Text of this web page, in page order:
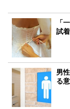
「
試
男
る